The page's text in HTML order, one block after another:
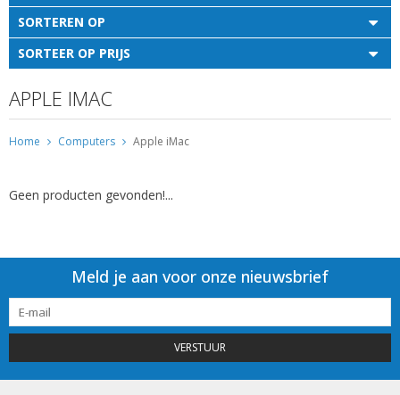
SORTEREN OP
SORTEER OP PRIJS
APPLE IMAC
Home Computers Apple iMac
Geen producten gevonden!...
Meld je aan voor onze nieuwsbrief
VERSTUUR